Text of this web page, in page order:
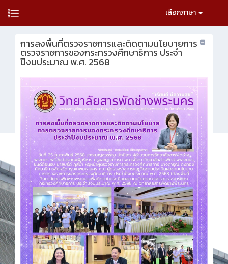
เลือกภาษา
การลงพื้นที่ตรวจราชการและติดตามนโยบายการ
ตรวจราชการของกระทรวงศึกษาธิการ ประจำ
ปีงบประมาณ พ.ศ. 2568